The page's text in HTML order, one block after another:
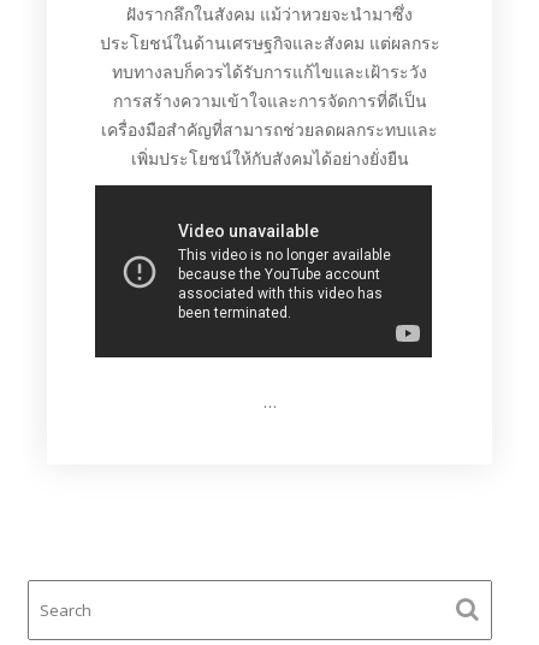
ฝังรากลึกในสังคม แม้ว่าหวยจะนำมาซึ่ง
ประโยชน์ในด้านเศรษฐกิจและสังคม แต่ผลกระ
ทบทางลบก็ควรได้รับการแก้ไขและเฝ้าระวัง
การสร้างความเข้าใจและการจัดการที่ดีเป็น
เครื่องมือสำคัญที่สามารถช่วยลดผลกระทบและ
เพิ่มประโยชน์ให้กับสังคมได้อย่างยั่งยืน
…